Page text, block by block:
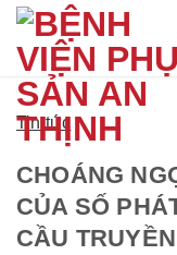
Bỏ
nội
dung
Tin tức
CHOÁNG
CỦA SỐ
CẦU